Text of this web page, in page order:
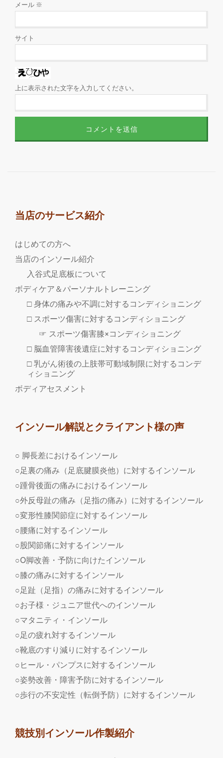
メール ※
サイト
上に表示された文字を入力してください。
当店のサービス紹介
はじめての方へ
当店のインソール紹介
入谷式足底板について
ボディケア＆パーソナルトレーニング
□ 身体の痛みや不調に対するコンディショニング
□ スポーツ傷害に対するコンディショニング
☞ スポーツ傷害膝×コンディショニング
□ 脳血管障害後遺症に対するコンディショニング
□ 乳がん術後の上肢帯可動域制限に対するコンデ
ィショニング
ボディアセスメント
インソール解説とクライアント様の声
○ 脚長差におけるインソール
○足裏の痛み（足底腱膜炎他）に対するインソール
○踵骨後面の痛みにおけるインソール
○外反母趾の痛み（足指の痛み）に対するインソール
○変形性膝関節症に対するインソール
○腰痛に対するインソール
○股関節痛に対するインソール
○O脚改善・予防に向けたインソール
○膝の痛みに対するインソール
○足趾（足指）の痛みに対するインソール
○お子様・ジュニア世代へのインソール
○マタニティ・インソール
○足の疲れ対するインソール
○靴底のすり減りに対するインソール
○ヒール・パンプスに対するインソール
○姿勢改善・障害予防に対するインソール
○歩行の不安定性（転倒予防）に対するインソール
競技別インソール作製紹介